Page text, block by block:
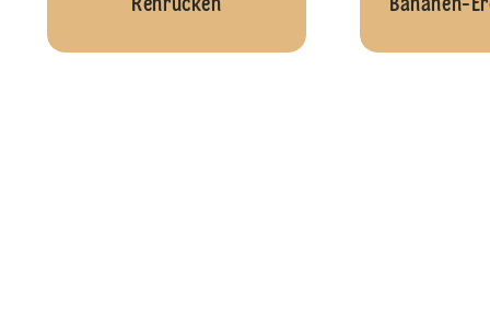
Rehrücken Bananen-